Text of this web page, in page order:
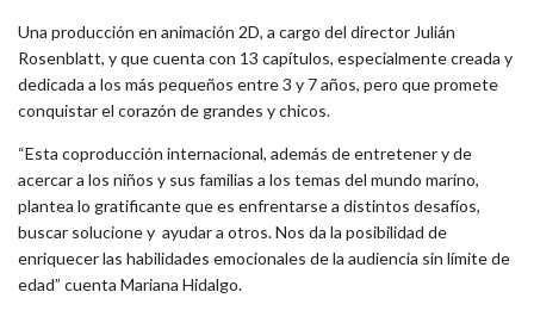
Una producción en animación 2D, a cargo del director Julián
Rosenblatt, y que cuenta con 13 capítulos, especialmente creada y
dedicada a los más pequeños entre 3 y 7 años, pero que promete
conquistar el corazón de grandes y chicos.
“Esta coproducción internacional, además de entretener y de
acercar a los niños y sus familias a los temas del mundo marino,
plantea lo gratificante que es enfrentarse a distintos desafíos,
buscar solucione y ayudar a otros. Nos da la posibilidad de
enriquecer las habilidades emocionales de la audiencia sin límite de
edad” cuenta Mariana Hidalgo.